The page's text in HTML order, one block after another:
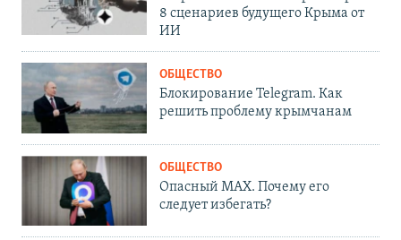
8 сценариев будущего Крыма от
ИИ
ОБЩЕСТВО
Блокирование Telegram. Как
решить проблему крымчанам
ОБЩЕСТВО
Опасный MAX. Почему его
следует избегать?